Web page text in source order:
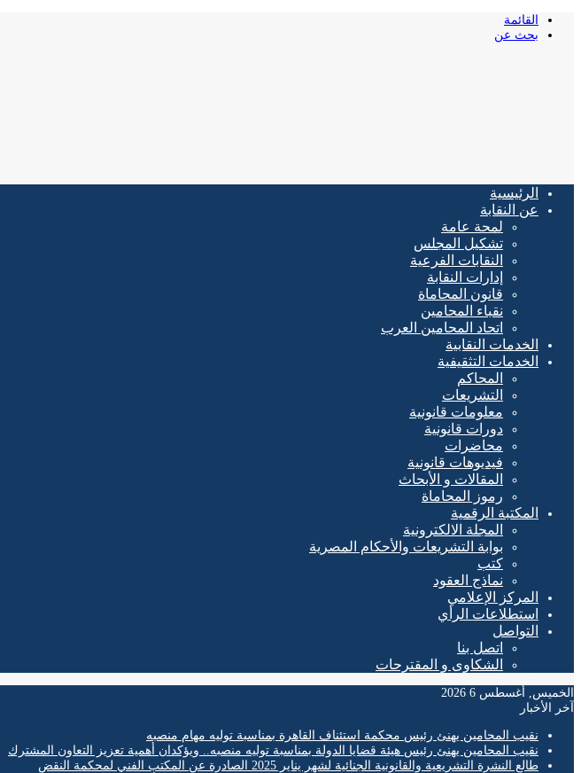
القائمة
بحث عن
الرئيسية
عن النقابة
لمحة عامة
تشكيل المجلس
النقابات الفرعية
إدارات النقابة
قانون المحاماة
نقباء المحامين
اتحاد المحامين العرب
الخدمات النقابية
الخدمات التثقيفية
المحاكم
التشريعات
معلومات قانونية
دورات قانونية
محاضرات
فيديوهات قانونية
المقالات و الأبحاث
رموز المحاماة
المكتبة الرقمية
المجلة الالكترونية
بوابة التشريعات والأحكام المصرية
كتب
نماذج العقود
المركز الإعلامي
استطلاعات الرأي
التواصل
اتصل بنا
الشكاوى و المقترحات
الخميس, أغسطس 6 2026
آخر الأخبار
نقيب المحامين يهنئ رئيس محكمة استئناف القاهرة بمناسبة توليه مهام منصبه
نقيب المحامين يهنئ رئيس هيئة قضايا الدولة بمناسبة توليه منصبه.. ويؤكدان أهمية تعزيز التعاون المشترك
طالع النشرة التشريعية والقانونية الجنائية لشهر يناير 2025 الصادرة عن المكتب الفني لمحكمة النقض